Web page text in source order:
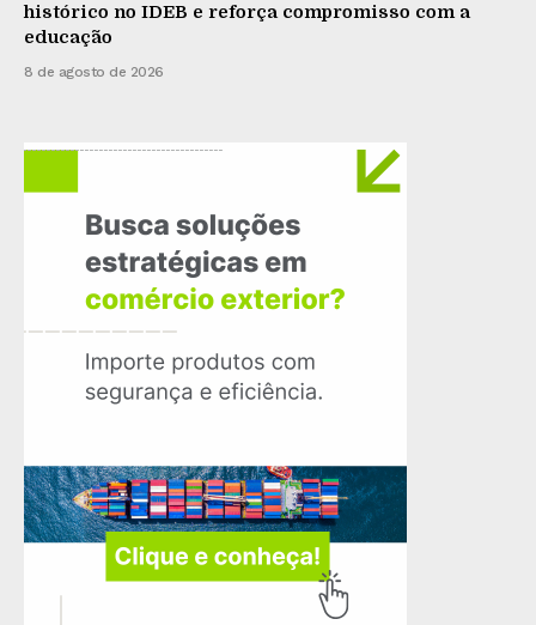
histórico no IDEB e reforça compromisso com a
educação
8 de agosto de 2026